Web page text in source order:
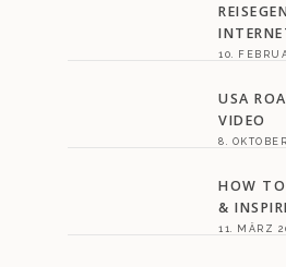
10.
USA
VIDEO
8.
HOW
&
11. MÄRZ